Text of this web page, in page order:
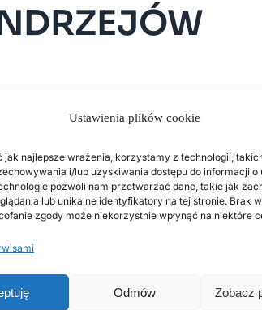
Ustawienia plików cookie
jak najlepsze wrażenia, korzystamy z technologii,
i/lub uzyskiwania dostępu do informacji o
pozwoli nam przetwarzać dane, takie jak
lub unikalne identyfikatory na tej stronie. Brak
zgody może niekorzystnie wpłynąć na niektóre
Odmów Zobacz
zagospodarowanie przestrzeni
„motyl rewers”, ławeczka.
Województwa Łódzkiego: 12.000 zł).